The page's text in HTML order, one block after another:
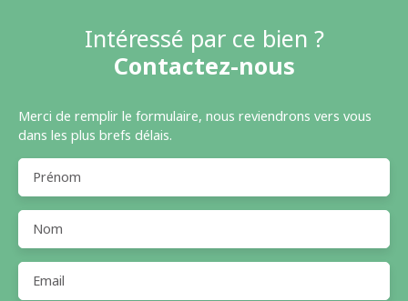
Intéressé par ce bien ?
Contactez-nous
Merci de remplir le formulaire, nous reviendrons vers vous
dans les plus brefs délais.
Prénom
Nom
Email